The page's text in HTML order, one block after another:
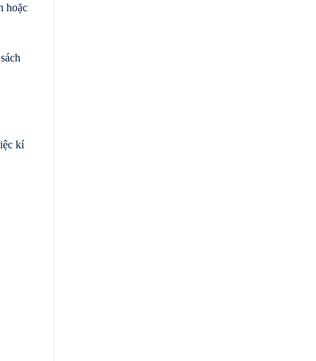
hoặc
kí